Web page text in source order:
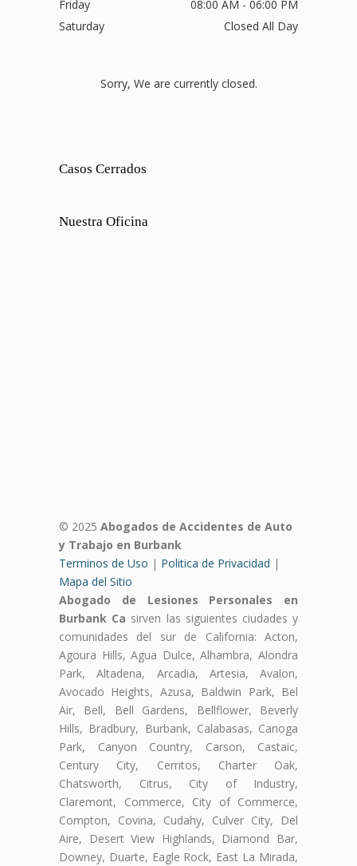
Friday
08:00 AM - 06:00 PM
Saturday
Closed All Day
Sorry, We are currently closed.
Casos Cerrados
Nuestra Oficina
© 2025 Abogados de Accidentes de Auto
y Trabajo en Burbank
Terminos de Uso | Politica de Privacidad |
Mapa del Sitio
Abogado de Lesiones Personales en
Burbank Ca sirven las siguientes ciudades y
comunidades del sur de California: Acton,
Agoura Hills, Agua Dulce, Alhambra, Alondra
Park, Altadena, Arcadia, Artesia, Avalon,
Avocado Heights, Azusa, Baldwin Park, Bel
Air, Bell, Bell Gardens, Bellflower, Beverly
Hills, Bradbury, Burbank, Calabasas, Canoga
Park, Canyon Country, Carson, Castaic,
Century City, Cerritos, Charter Oak,
Chatsworth, Citrus, City of Industry,
Claremont, Commerce, City of Commerce,
Compton, Covina, Cudahy, Culver City, Del
Aire, Desert View Highlands, Diamond Bar,
Downey, Duarte, Eagle Rock, East La Mirada,